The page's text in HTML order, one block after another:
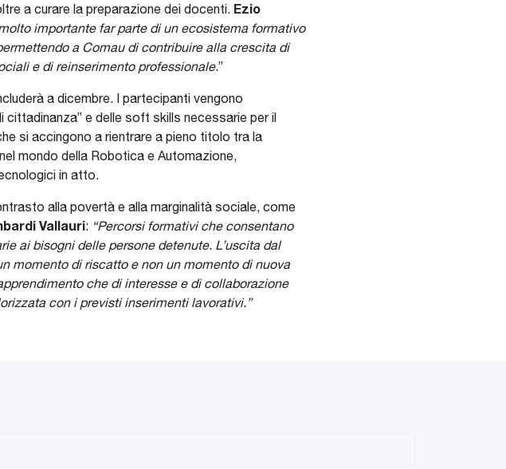
a curare la preparazione dei docenti. Ezio
importante far parte di un ecosistema formativo
a Comau di contribuire alla crescita di
e di reinserimento professionale.”
a dicembre. I partecipanti vengono
e delle soft skills necessarie per il
si accingono a rientrare a pieno titolo tra la
mondo della Robotica e Automazione,
in atto.
alla povertà e alla marginalità sociale, come
Vallauri: “Percorsi formativi che consentano
ai bisogni delle persone detenute. L’uscita dal
momento di riscatto e non un momento di nuova
che di interesse e di collaborazione
con i previsti inserimenti lavorativi.”